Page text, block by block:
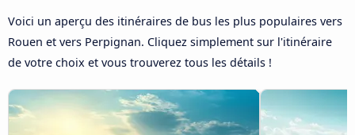
Voici un aperçu des itinéraires de bus les plus populaires vers
Rouen et vers Perpignan. Cliquez simplement sur l'itinéraire
de votre choix et vous trouverez tous les détails !